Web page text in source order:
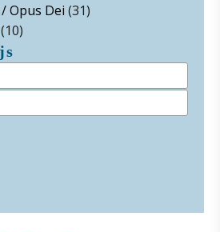
Opus Dei (31)
(10)